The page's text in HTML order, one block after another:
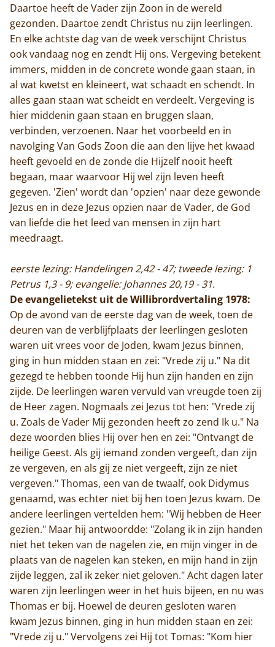
Daartoe heeft de Vader zijn Zoon in de wereld
gezonden. Daartoe zendt Christus nu zijn leerlingen.
En elke achtste dag van de week verschijnt Christus
ook vandaag nog en zendt Hij ons. Vergeving betekent
immers, midden in de concrete wonde gaan staan, in
al wat kwetst en kleineert, wat schaadt en schendt. In
alles gaan staan wat scheidt en verdeelt. Vergeving is
hier middenin gaan staan en bruggen slaan,
verbinden, verzoenen. Naar het voorbeeld en in
navolging Van Gods Zoon die aan den lijve het kwaad
heeft gevoeld en de zonde die Hijzelf nooit heeft
begaan, maar waarvoor Hij wel zijn leven heeft
gegeven. 'Zien' wordt dan 'opzien' naar deze gewonde
Jezus en in deze Jezus opzien naar de Vader, de God
van liefde die het leed van mensen in zijn hart
meedraagt.
eerste lezing: Handelingen 2,42 - 47; tweede lezing: 1
Petrus 1,3 - 9; evangelie: Johannes 20,19 - 31.
De evangelietekst uit de Willibrordvertaling 1978:
Op de avond van de eerste dag van de week, toen de
deuren van de verblijfplaats der leerlingen gesloten
waren uit vrees voor de Joden, kwam Jezus binnen,
ging in hun midden staan en zei: "Vrede zij u." Na dit
gezegd te hebben toonde Hij hun zijn handen en zijn
zijde. De leerlingen waren vervuld van vreugde toen zij
de Heer zagen. Nogmaals zei Jezus tot hen: "Vrede zij
u. Zoals de Vader Mij gezonden heeft zo zend Ik u." Na
deze woorden blies Hij over hen en zei: "Ontvangt de
heilige Geest. Als gij iemand zonden vergeeft, dan zijn
ze vergeven, en als gij ze niet vergeeft, zijn ze niet
vergeven." Thomas, een van de twaalf, ook Didymus
genaamd, was echter niet bij hen toen Jezus kwam. De
andere leerlingen vertelden hem: "Wij hebben de Heer
gezien." Maar hij antwoordde: "Zolang ik in zijn handen
niet het teken van de nagelen zie, en mijn vinger in de
plaats van de nagelen kan steken, en mijn hand in zijn
zijde leggen, zal ik zeker niet geloven." Acht dagen later
waren zijn leerlingen weer in het huis bijeen, en nu was
Thomas er bij. Hoewel de deuren gesloten waren
kwam Jezus binnen, ging in hun midden staan en zei:
"Vrede zij u." Vervolgens zei Hij tot Tomas: "Kom hier